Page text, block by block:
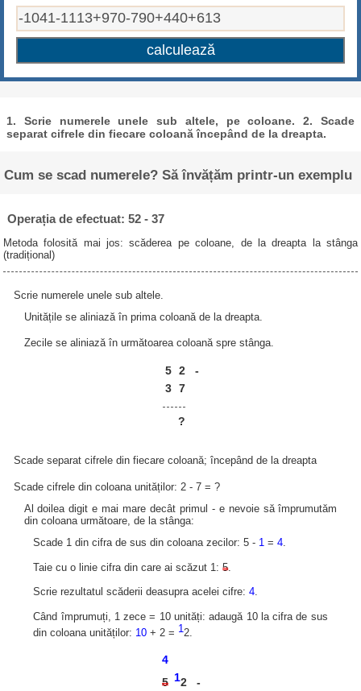
1. Scrie numerele unele sub altele, pe coloane. 2. Scade
separat cifrele din fiecare coloană începând de la dreapta.
Cum se scad numerele? Să învățăm printr-un exemplu
Operația de efectuat: 52 - 37
Metoda folosită mai jos: scăderea pe coloane, de la dreapta la stânga
(tradițional)
Scrie numerele unele sub altele.
Unitățile se aliniază în prima coloană de la dreapta.
Zecile se aliniază în următoarea coloană spre stânga.
5 2
-
3 7
?
Scade separat cifrele din fiecare coloană; începând de la dreapta
Scade cifrele din coloana unităților: 2 - 7 = ?
Al doilea digit e mai mare decât primul - e nevoie să împrumutăm
din coloana următoare, de la stânga:
Scade 1 din cifra de sus din coloana zecilor: 5 - 1 =4.
Taie cu o linie cifra din care ai scăzut 1:5.
Scrie rezultatul scăderii deasupra acelei cifre:4.
Când împrumuți, 1 zece = 10 unități: adaugă 10 la cifra de sus
din coloana unităților: 10 + 2 = 1 2.
4
5 12
-